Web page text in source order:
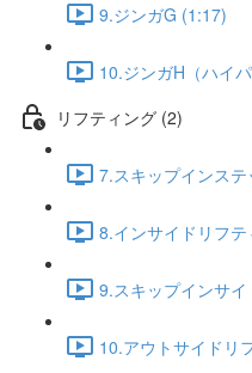
9.ジンガG (1:17)
10.ジンガH（ハイ
リフティング (2)
7.スキップインス
8.インサイドリフ
9.スキップインサ
10.アウトサイドリ